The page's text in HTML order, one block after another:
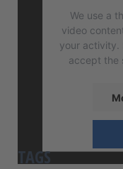
We use a
video
your activity.
accept the
TAGS